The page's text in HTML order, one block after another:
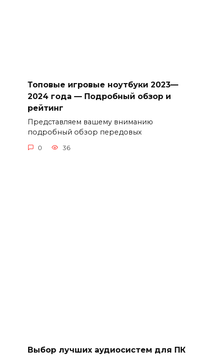
Топовые игровые ноутбуки 2023—
2024 года — Подробный обзор и
рейтинг
Представляем вашему вниманию
подробный обзор передовых
0 36
Выбор лучших аудиосистем для ПК